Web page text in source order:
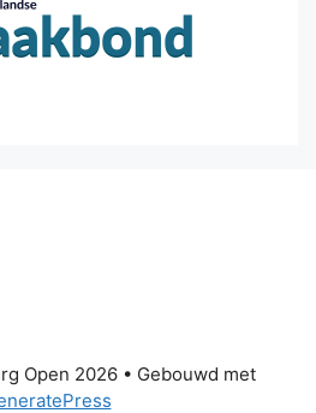
Open 2026• Gebouwd met